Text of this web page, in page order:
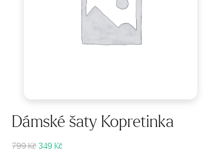
Dámské šaty Kopretinka
799Kč Původní
349 Kč